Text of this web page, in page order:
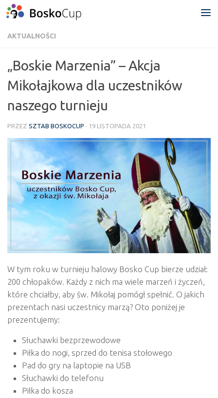
Przejdź do treści
AKTUALNOŚCI
„Boskie Marzenia” – Akcja
Mikołajkowa dla uczestników
naszego turnieju
PRZEZ SZTAB BOSKOCUP · 19 LISTOPADA 2021
W tym roku w turnieju halowy Bosko Cup bierze udział:
200 chłopaków. Każdy z nich ma wiele marzeń i życzeń,
które chciałby, aby św. Mikołaj pomógł spełnić. O jakich
prezentach nasi uczestnicy marzą? Oto poniżej je
prezentujemy:
Słuchawki bezprzewodowe
Piłka do nogi, sprzed do tenisa stołowego
Pad do gry na laptopie na USB
Słuchawki do telefonu
Piłka do kosza